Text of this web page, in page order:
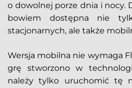
o dowolnej porze dnia i nocy.
bowiem dostępna nie
stacjonarnych, ale także
Wersja mobilna nie wymaga
grę stworzono w
należy tylko uruchomić tę